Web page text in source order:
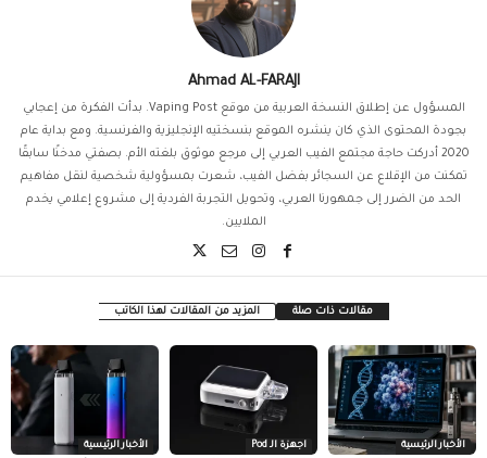
Ahmad AL-FARAJI
المسؤول عن إطلاق النسخة العربية من موقع Vaping Post. بدأت الفكرة من إعجابي
بجودة المحتوى الذي كان ينشره الموقع بنسختيه الإنجليزية والفرنسية. ومع بداية عام
2020 أدركت حاجة مجتمع الفيب العربي إلى مرجع موثوق بلغته الأم. بصفتي مدخنًا سابقًا
تمكنت من الإقلاع عن السجائر بفضل الفيب، شعرت بمسؤولية شخصية لنقل مفاهيم
الحد من الضرر إلى جمهورنا العربي، وتحويل التجربة الفردية إلى مشروع إعلامي يخدم
الملايين.
مقالات ذات صلة المزيد من المقالات لهذا الكاتب
الأخبار الرئيسية اجهزة الـ Pod الأخبار الرئيسية